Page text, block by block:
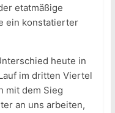
etatmäßige
ein konstatierter
heute in
im dritten Viertel
mit dem Sieg
an uns arbeiten,